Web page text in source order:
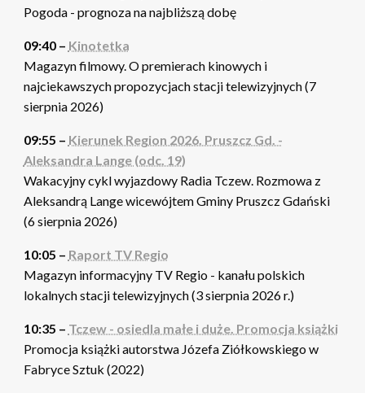
Pogoda - prognoza na najbliższą dobę
09:40 – Kinotetka
Magazyn filmowy. O premierach kinowych i
najciekawszych propozycjach stacji telewizyjnych (7
sierpnia 2026)
09:55 – Kierunek Region 2026. Pruszcz Gd. -
Aleksandra Lange (odc. 19)
Wakacyjny cykl wyjazdowy Radia Tczew. Rozmowa z
Aleksandrą Lange wicewójtem Gminy Pruszcz Gdański
(6 sierpnia 2026)
10:05 – Raport TV Regio
Magazyn informacyjny TV Regio - kanału polskich
lokalnych stacji telewizyjnych (3 sierpnia 2026 r.)
10:35 – Tczew - osiedla małe i duże. Promocja książki
Promocja książki autorstwa Józefa Ziółkowskiego w
Fabryce Sztuk (2022)